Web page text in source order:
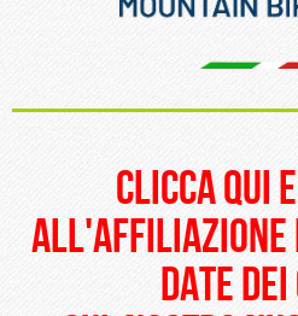
clicca qui
all'affiliazione
date